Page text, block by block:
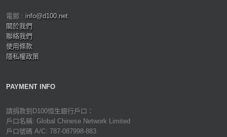
電郵 : info@d100.net
關於我們
聯絡我們
使用條款
隱私權政策
PAYMENT INFO
請捐款到D100恒生銀行戶口：
戶口名稱: Global Chinese Network Limited
戶口號碼 A/C: 787-087998-883